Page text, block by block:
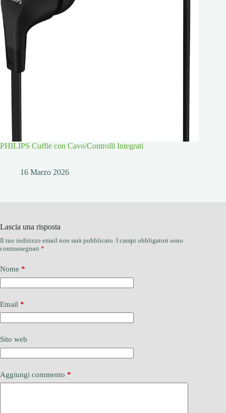
PHILIPS Cuffie con Cavo/Controlli Integrati
16 Marzo 2026
Lascia una risposta
Il tuo indirizzo email non sarà pubblicato. I campi obbligatori sono
contrassegnati *
Nome *
Email *
Sito web
Aggiungi commento *